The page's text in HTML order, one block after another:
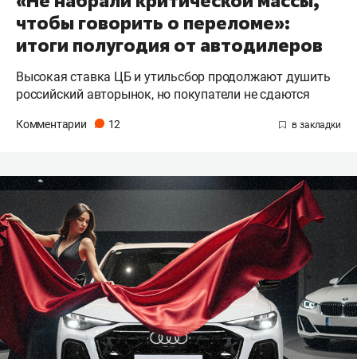
чтобы говорить о переломе»:
итоги полугодия от автодилеров
Высокая ставка ЦБ и утильсбор продолжают душить
российский авторынок, но покупатели не сдаются
Комментарии 12